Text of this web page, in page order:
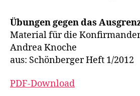
Übungen gegen das
Material für die
Andrea Knoche
aus: Schönberger Heft 1/2012
PDF-Download